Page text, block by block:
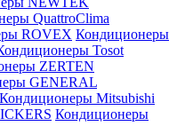
QuattroClima
ROVEX Кондиционеры
Tosot
ZERTEN
GENERAL
Кондиционеры Mitsubishi
Кондиционеры